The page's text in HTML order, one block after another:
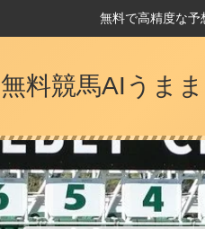
無料で高精度な予
無料競馬AIうま